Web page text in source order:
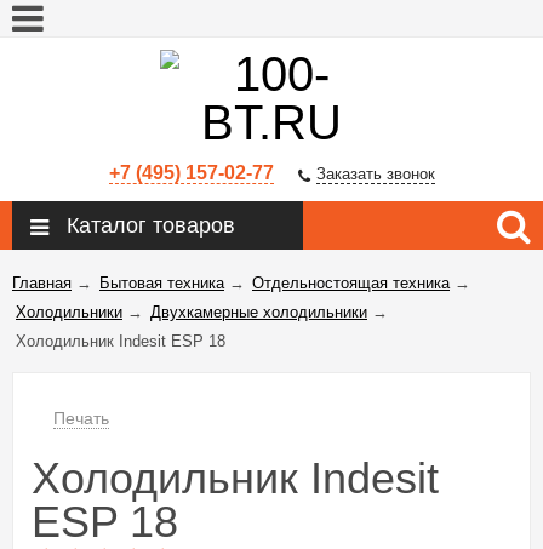
+7 (495) 157-02-77 Заказать звонок
Каталог товаров
Главная → Бытовая техника→ Отдельностоящая техника→
Холодильники → Двухкамерные холодильники →
Холодильник Indesit ESP 18
Печать
Холодильник Indesit
ESP 18